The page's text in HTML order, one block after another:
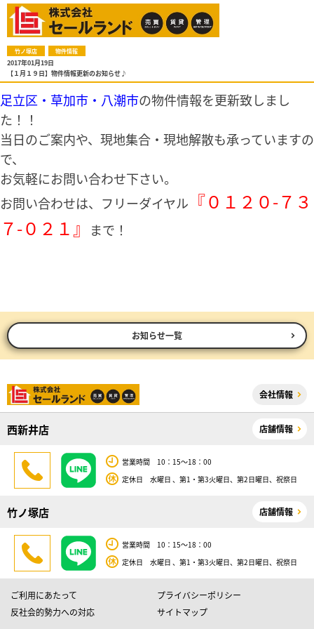
竹ノ塚店 物件情報
2017年01月19日
【１月１９日】物件情報更新のお知らせ♪
足立区・草加市・八潮市の物件情報を更新致しまし
た！！
当日のご案内や、現地集合・現地解散も承っていますの
で、
お気軽にお問い合わせ下さい。
お問い合わせは、フリーダイヤル 『０１２０-７３
７-０２１』
まで！
お知らせ一覧
会社情報
西新井店 店舗情報
営業時間 10：15～18：00
定休日 水曜日 、第1・第3火曜日、第2日曜日、祝祭日
竹ノ塚店 店舗情報
営業時間 10：15～18：00
定休日 水曜日 、第1・第3火曜日、第2日曜日、祝祭日
ご利用にあたって
プライバシーポリシー
反社会的勢力への対応
サイトマップ